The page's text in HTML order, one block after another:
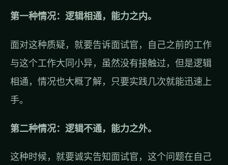
第一种情况：逻辑相通，能力之内。
面对这种质疑，就要告诉面试官，自己之前的工作
与这个工作大同小异，虽然没有接触过，但是逻辑
相通，情况也大概了解，只要实践几次就能迅速上
手。
第二种情况：逻辑不通，能力之外。
这种时候，就要诚实告知面试官，这个问题在自己